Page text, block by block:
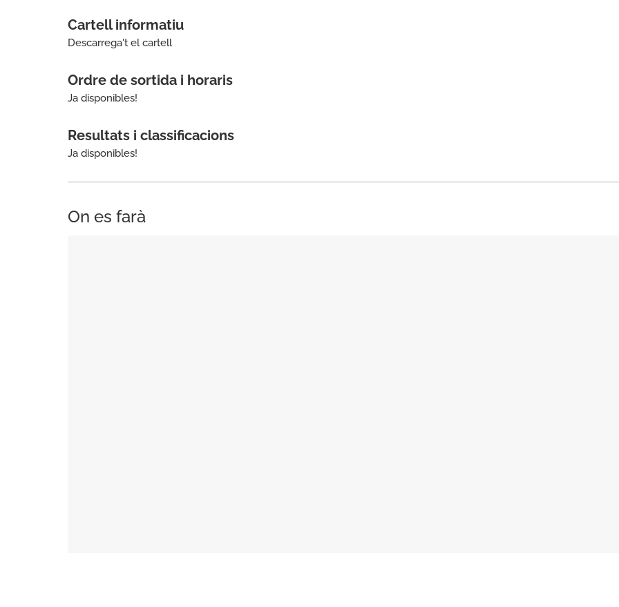
Cartell informatiu
Descarrega't el cartell
Ordre de sortida i horaris
Ja disponibles!
Resultats i classificacions
Ja disponibles!
On es farà